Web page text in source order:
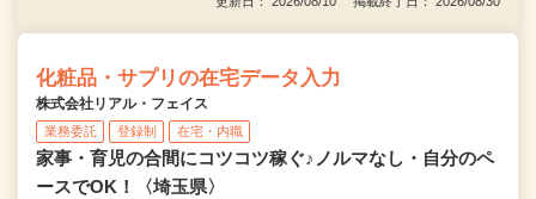
化粧品・サプリの在宅データ入力
株式会社リアル・フェイス
業務委託 登録制 在宅・内職
家事・育児の合間にコツコツ稼ぐ♪ノルマなし・自分のペ
ースでOK！〈埼玉県〉